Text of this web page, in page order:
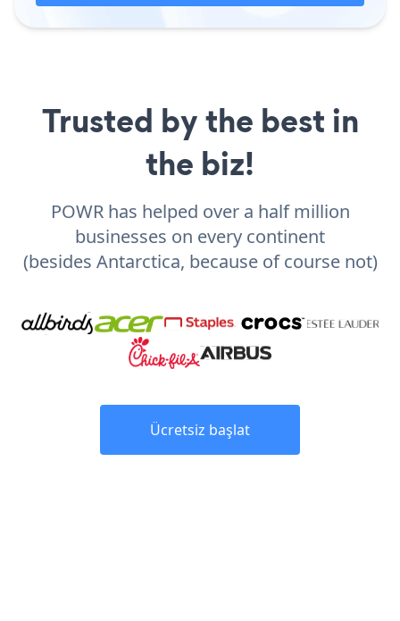
Trusted by the best in
the biz!
POWR has helped over a half million
businesses on every continent
(besides Antarctica, because of course not)
Ücretsiz başlat